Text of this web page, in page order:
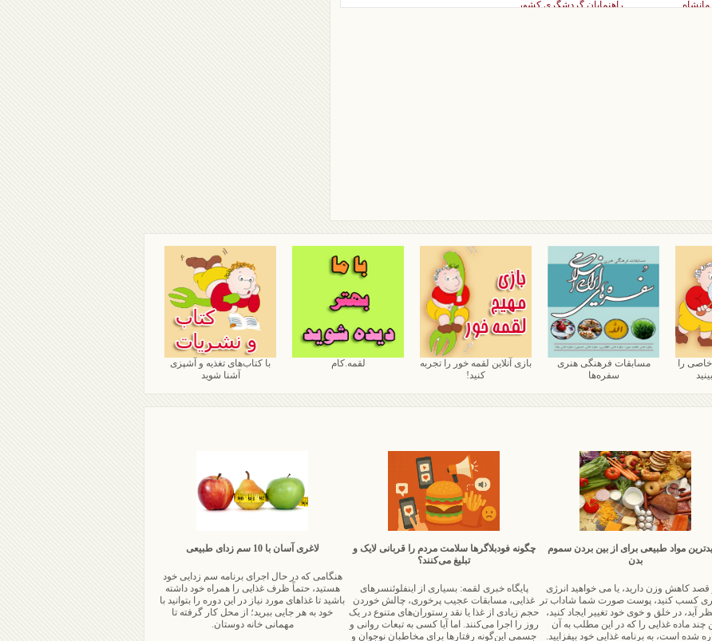
راهنمایان گردشگری کشور
را
مسابقات فرهنگی هنری
سفره‌ها
بازی آنلاین لقمه خور را تجربه
کنید!
لقمه.کام
با کتاب‌های تغذیه و آشپزی
آشنا شوید
مواد طبیعی برای از بین بردن سموم
بدن
قصد کاهش وزن دارید، یا می خواهید انرژی
کسب کنید، پوست صورت شما شاداب تر
آید، در خلق و خوی خود تغییر ایجاد کنید،
چند ماده غذایی را که در این مطلب به آن
شده است، به برنامه غذایی خود بیفزایید.
چگونه فودبلاگرها سلامت مردم را قربانی لایک و
تبلیغ می‌کنند؟
پایگاه خبری لقمه: بسیاری از اینفلوئنسرهای
غذایی، مسابقات عجیب پرخوری، چالش خوردن
حجم زیادی از غذا یا نقد رستوران‌های متنوع در یک
روز را اجرا می‌کنند. اما آیا کسی به تبعات روانی و
جسمی این‌گونه رفتارها برای مخاطبان نوجوان و
لاغری آسان با 10 سم زدای طبیعی
هنگامی که در حال اجرای برنامه سم زدایی خود
هستید، حتماً ظرف غذایی را همراه خود داشته
باشید تا غذاهای مورد نیاز در این دوره را بتوانید با
خود به هر جایی ببرید؛ از محل کار گرفته تا
مهمانی خانه دوستان.